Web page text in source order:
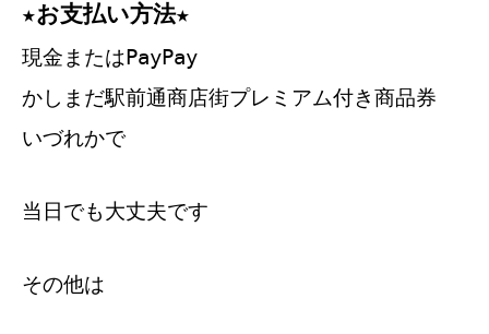
★お支払い方法★
現金またはPayPay
かしまだ駅前通商店街プレミアム付き商品券
いづれかで
当日でも大丈夫です
その他は